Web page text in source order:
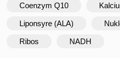
Coenzym Q10
Liponsyre (ALA)
Ribos NADH